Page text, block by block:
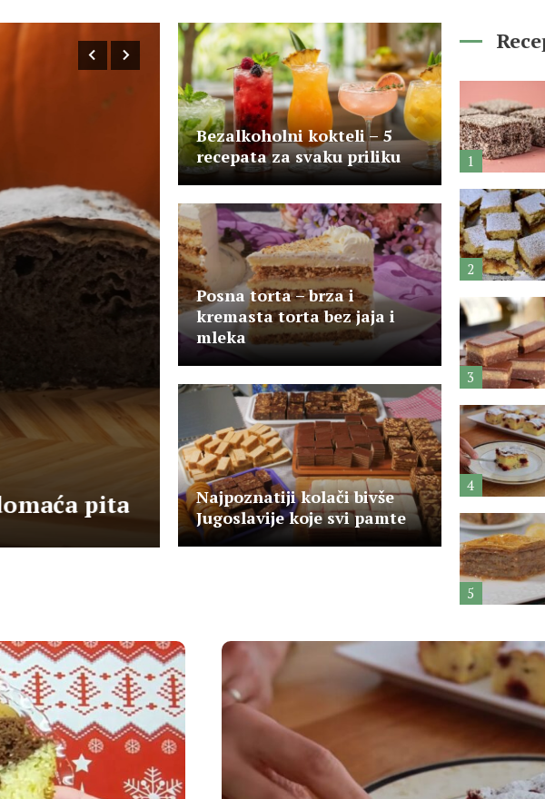
april 16, 2026 Jasna Marić
Pita sa bundevom – najlakša
bundevara od gotovih kora
pita
Bezalkoholni kokteli – 5
recepata za svaku priliku
Posna torta – brza i
kremasta torta bez jaja i
mleka
Najpoznatiji kolači bivše
Jugoslavije koje svi pamte
1
2
3
4
5